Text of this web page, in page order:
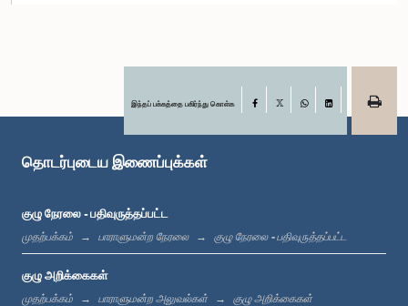
கௌரவ யதாமிணீ குணவர்தன, பா.உ.
உறுப்பினர்
இந்தப் பக்கத்தை பகிர்ந்து கொள்க Facebook
LinkedIn
தொடர்புடைய இணைப்புக்கள்
குழு நேரலை - பதிவுருத்தப்பட்ட
முதற்பக்கம் பாராளுமன்ற நேரலை குழு நேரலை - பதிவுருத்தப்பட்ட
குழு அறிக்கைகள்
முதற்பக்கம் பாராளுமன்ற அலுவல்கள் குழு அறிக்கைகள்